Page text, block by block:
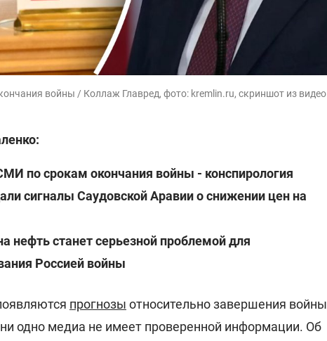
войны / Коллаж Главред, фото: kremlin.ru, скриншот из видео
по срокам окончания войны - конспирология
сигналы Саудовской Аравии о снижении цен на
нефть станет серьезной проблемой для
Россией войны
прогнозы относительно завершения войны
одно медиа не имеет проверенной информации. Об